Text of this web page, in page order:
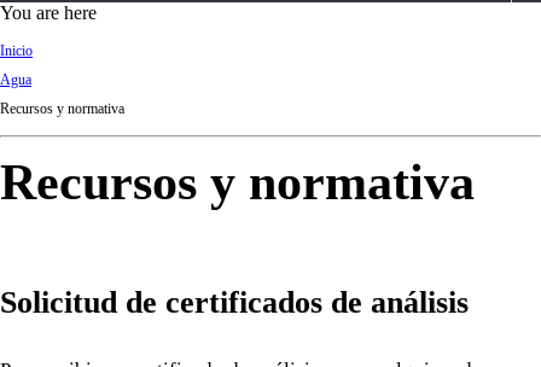
Un
m
You are here
Inicio
Agua
Recursos y normativa
Recursos y normativa
Solicitud de certificados de análisis